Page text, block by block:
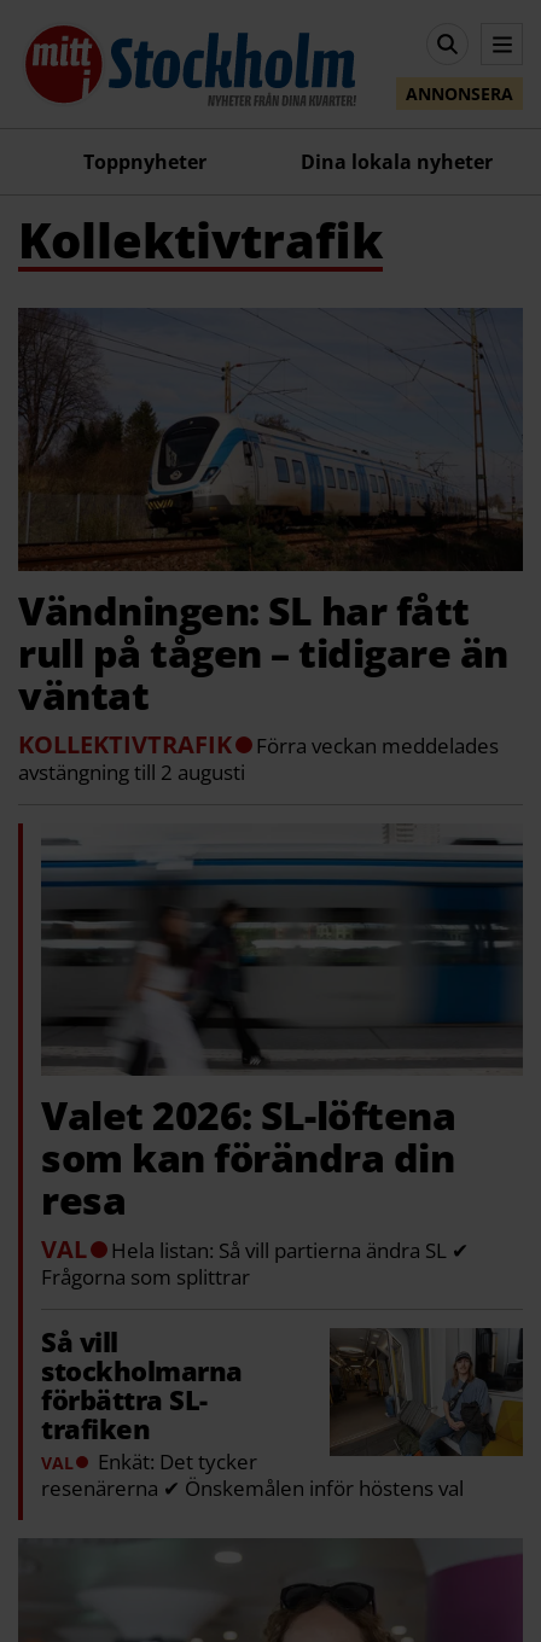
ANNONSERA
Toppnyheter Dina lokala nyheter
Kollektivtrafik
Vändningen: SL har fått
rull på tågen – tidigare än
väntat
KOLLEKTIVTRAFIK
Förra veckan meddelades
avstängning till 2 augusti
Valet 2026: SL-löftena
som kan förändra din
resa
VAL
Hela listan: Så vill partierna ändra SL ✔
Frågorna som splittrar
Så vill
stockholmarna
förbättra SL-
trafiken
VAL
Enkät: Det tycker
resenärerna ✔ Önskemålen inför höstens val